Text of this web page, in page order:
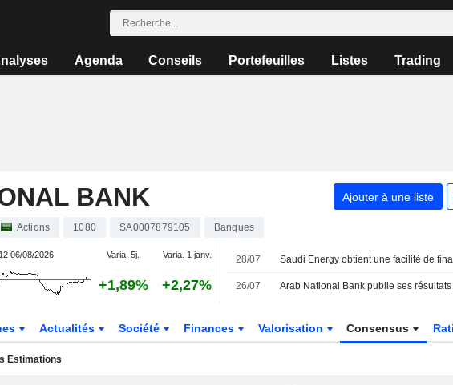
Agenda Conseils Portefeuilles Listes Trading
BANK Ajouter à une liste
Actions 1080 SA0007879105 Banques
06/08/2026 Varia. 5j. Varia. 1 janv.
+1,89% +2,27%
28/07
26/07
Actualités Société Finances Valorisation Consensus
Estimations